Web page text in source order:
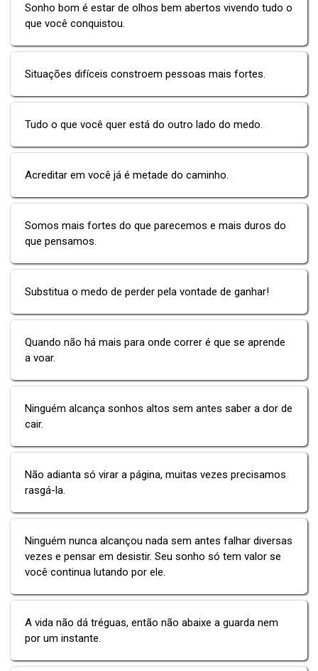
Sonho bom é estar de olhos bem abertos vivendo tudo o
que você conquistou.
Situações difíceis constroem pessoas mais fortes.
Tudo o que você quer está do outro lado do medo.
Acreditar em você já é metade do caminho.
Somos mais fortes do que parecemos e mais duros do
que pensamos.
Substitua o medo de perder pela vontade de ganhar!
Quando não há mais para onde correr é que se aprende
a voar.
Ninguém alcança sonhos altos sem antes saber a dor de
cair.
Não adianta só virar a página, muitas vezes precisamos
rasgá-la.
Ninguém nunca alcançou nada sem antes falhar diversas
vezes e pensar em desistir. Seu sonho só tem valor se
você continua lutando por ele.
A vida não dá tréguas, então não abaixe a guarda nem
por um instante.